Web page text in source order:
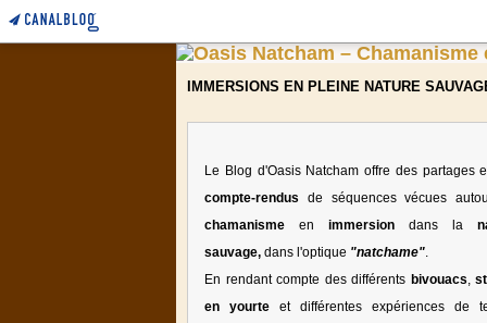
IMMERSIONS EN PLEINE NATURE
Le Blog d'Oasis Natcham offre des partages
compte-rendus de séquences vécues
chamanisme en immersion dans la
sauvage, dans l'optique "natchame".
En rendant compte des différents bivouacs,
en yourte et différentes expériences de